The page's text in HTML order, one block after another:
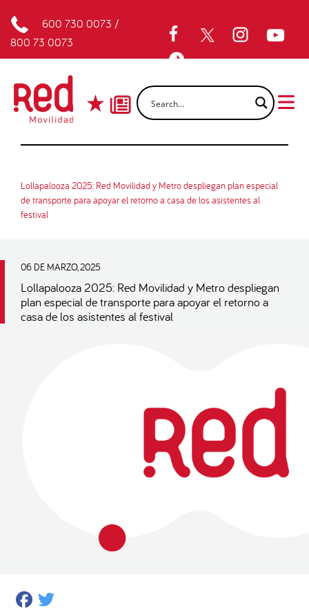
600 730 0073 /
800 73 0073
Lollapalooza 2025: Red Movilidad y Metro despliegan plan especial
de transporte para apoyar el retorno a casa de los asistentes al
festival
06 DE MARZO, 2025
Lollapalooza 2025: Red Movilidad y Metro despliegan
plan especial de transporte para apoyar el retorno a
casa de los asistentes al festival
Facebook